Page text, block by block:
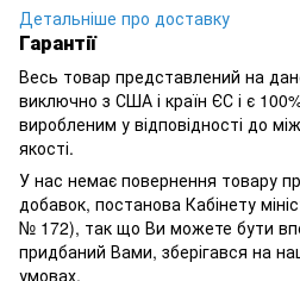
Детальніше про доставку
Гарантії
Весь товар представлений на
виключно з США і країн ЄС і є
виробленим у відповідності до
якості.
У нас немає повернення товару
добавок, постанова Кабінету
№ 172), так що Ви можете бути
придбаний Вами, зберігався на
умовах.